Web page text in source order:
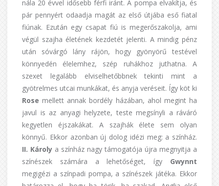
nála 20 évvel idősebb férfi iránt. A pompa elvakítja, és
pár pennyért odaadja magát az első útjába eső fiatal
fiúnak. Ezután egy csapat fiú is megerőszakolja, ami
végül szajha életének kezdetét jelenti. A mindig pénz
után sóvárgó lány rájön, hogy gyönyörű testével
könnyedén élelemhez, szép ruhákhoz juthatna. A
szexet legalább elviselhetőbbnek tekinti mint a
gyötrelmes utcai munkákat, és anyja veréseit. Így köt ki
Rose mellett annak bordély házában, ahol megint ha
javul is az anyagi helyzete, teste megsínyli a ráváró
kegyetlen éjszakákat. A szajhák élete sem olyan
könnyű. Ekkor azonban új dolog idézi meg: a színház.
II. Károly a színház nagy támogatója újra megnyitja a
színészek számára a lehetőséget, így Gwynnt
megigézi a színpadi pompa, a színészek játéka. Ekkor